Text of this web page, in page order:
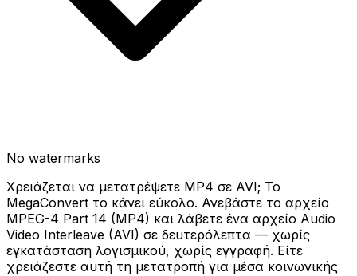
No watermarks
Χρειάζεται να μετατρέψετε MP4 σε AVI; Το
MegaConvert το κάνει εύκολο. Ανεβάστε το αρχείο
MPEG-4 Part 14 (MP4) και λάβετε ένα αρχείο Audio
Video Interleave (AVI) σε δευτερόλεπτα — χωρίς
εγκατάσταση λογισμικού, χωρίς εγγραφή. Είτε
χρειάζεστε αυτή τη μετατροπή για μέσα κοινωνικής